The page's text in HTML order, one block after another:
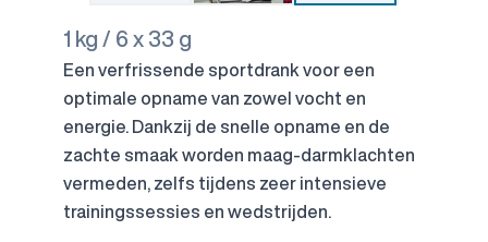
1 kg / 6 x 33 g
Een verfrissende sportdrank voor een
optimale opname van zowel vocht en
energie. Dankzij de snelle opname en de
zachte smaak worden maag-darmklachten
vermeden, zelfs tijdens zeer intensieve
trainingssessies en wedstrijden.